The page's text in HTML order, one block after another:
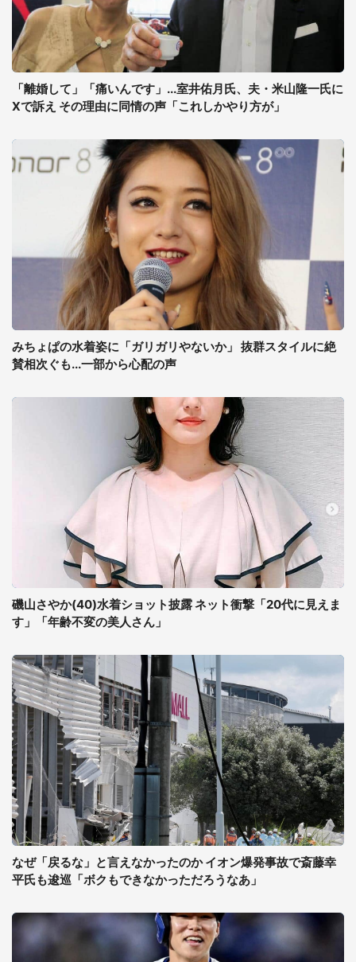
「離婚して」「痛いんです」...室井佑月氏、夫・米山隆一氏に
Xで訴え その理由に同情の声「これしかやり方が」
みちょぱの水着姿に「ガリガリやないか」 抜群スタイルに絶
賛相次ぐも...一部から心配の声
磯山さやか(40)水着ショット披露 ネット衝撃「20代に見えま
す」「年齢不変の美人さん」
なぜ「戻るな」と言えなかったのか イオン爆発事故で斎藤幸
平氏も逡巡「ボクもできなかっただろうなあ」